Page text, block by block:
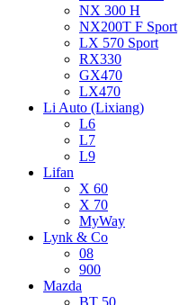
NX 300 H
NX200T F Sport
LX 570 Sport
RX330
GX470
LX470
Li Auto (Lixiang)
L6
L7
L9
Lifan
X 60
X 70
MyWay
Lynk & Co
08
900
Mazda
BT 50